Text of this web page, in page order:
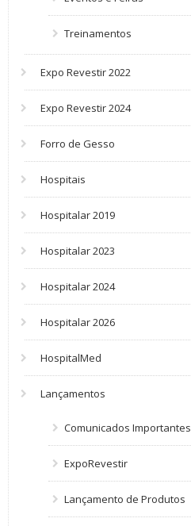
Treinamentos
Expo Revestir 2022
Expo Revestir 2024
Forro de Gesso
Hospitais
Hospitalar 2019
Hospitalar 2023
Hospitalar 2024
Hospitalar 2026
HospitalMed
Lançamentos
Comunicados Importantes
ExpoRevestir
Lançamento de Produtos